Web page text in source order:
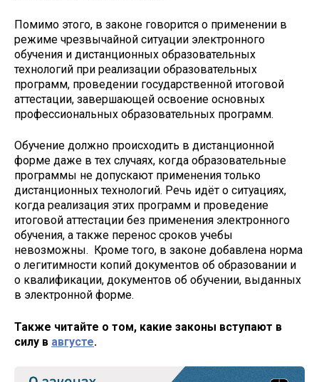
Помимо этого, в законе говорится о применении в
режиме чрезвычайной ситуации электронного
обучения и дистанционных образовательных
технологий при реализации образовательных
программ, проведении государственной итоговой
аттестации, завершающей освоение основных
профессиональных образовательных программ.
Обучение должно происходить в дистанционной
форме даже в тех случаях, когда образовательные
программы не допускают применения только
дистанционных технологий. Речь идёт о ситуациях,
когда реализация этих программ и проведение
итоговой аттестации без применения электронного
обучения, а также перенос сроков учебы
невозможны. Кроме того, в законе добавлена норма
о легитимности копий документов об образовании и
о квалификации, документов об обучении, выданных
в электронной форме.
Также читайте о том, какие законы вступают в
силу в августе.